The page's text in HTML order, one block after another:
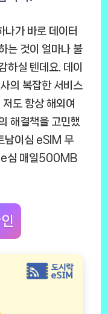
나가 바로 데이터
는 것이 얼마나 불
하실 텐데요. 데이
의 복잡한 서비스
도 항상 해외여
해결책을 고민했
남이심 eSIM 무
e심 매일500MB